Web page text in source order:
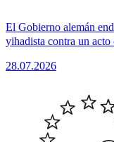
El Gobierno alemán
yihadista contra un
28.07.2026